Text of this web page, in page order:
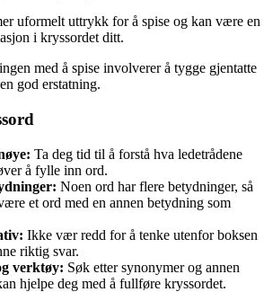
uformelt uttrykk for å spise og kan være en
i kryssordet ditt.
med å spise involverer å tygge gjentatte
god erstatning.
Ta deg tid til å forstå hva ledetrådene
å fylle inn ord.
Noen ord har flere betydninger, så
et ord med en annen betydning som
Ikke vær redd for å tenke utenfor boksen
riktig svar.
verktøy: Søk etter synonymer og annen
hjelpe deg med å fullføre kryssordet.